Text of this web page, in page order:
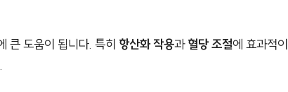
큰 도움이 됩니다. 특히 항산화 작용과혈당 조절에 효과적이